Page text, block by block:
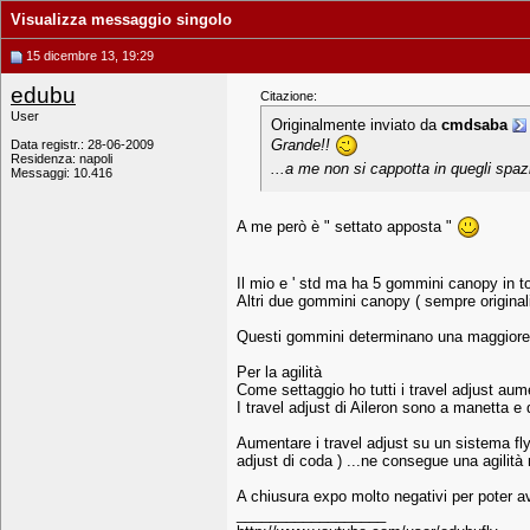
Visualizza messaggio singolo
15 dicembre 13, 19:29
edubu
User
Data registr.: 28-06-2009
Residenza: napoli
Messaggi: 10.416
Citazione:
Originalmente inviato da cmdsaba
Grande!!
...a me non si cappotta in quegli
A me però è " settato apposta "
Il mio e ' std ma ha 5 gommini canopy in
Altri due gommini canopy ( sempre
Questi gommini determinano una
Per la agilità
Come settaggio ho tutti i travel adjust
I travel adjust di Aileron sono a manetta
Aumentare i travel adjust su un sistema
adjust di coda ) ...ne consegue una agilità
A chiusura expo molto negativi per poter